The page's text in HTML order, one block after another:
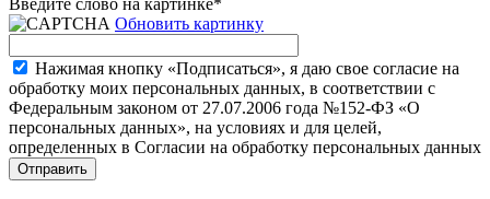
Обновить картинку
Нажимая кнопку «Подписаться», я даю свое согласие на
обработку моих персональных данных, в соответствии с
Федеральным законом от 27.07.2006 года №152-ФЗ «О
персональных данных», на условиях и для целей,
определенных в Согласии на обработку персональных данных